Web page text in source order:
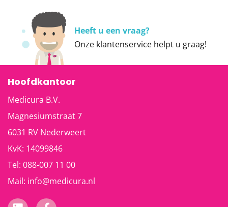
Heeft u een vraag?
Onze klantenservicehelpt u graag!
Hoofdkantoor
Medicura B.V.
Magnesiumstraat 7
6031 RV Nederweert
KvK: 14099846
Tel: 088-007 11 00
Mail: info@medicura.nl